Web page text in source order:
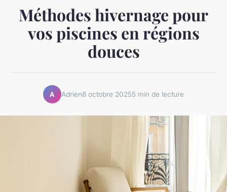
Méthodes hivernage pour
vos piscines en régions
douces
A Adrien8 octobre 20255 min de lecture